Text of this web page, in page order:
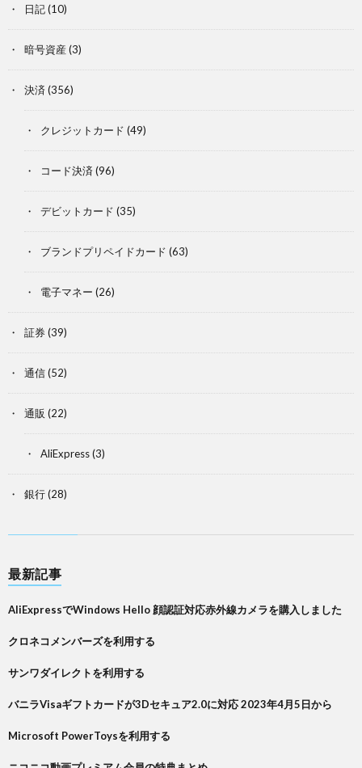
日記(10)
暗号資産 (3)
決済 (356)
クレジットカード (49)
コード決済 (96)
デビットカード (35)
ブランドプリペイドカード (63)
電子マネー (26)
証券(39)
通信(52)
通販 (22)
AliExpress(3)
銀行(28)
最新記事
AliExpressでWindows Hello 顔認証対応赤外線カメラを購入しました
クロネコメンバーズを利用する
サンワダイレクトを利用する
バニラVisaギフトカードが3Dセキュア2.0に対応 2023年4月5日から
Microsoft PowerToysを利用する